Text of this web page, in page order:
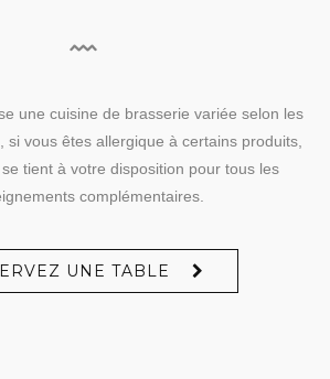
une cuisine de brasserie variée selon les
si vous êtes allergique à certains produits,
tient à votre disposition pour tous les
complémentaires.
UNE TABLE